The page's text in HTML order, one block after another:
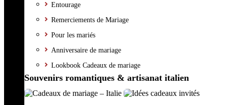
Entourage
Remerciements de Mariage
Pour les mariés
Anniversaire de mariage
Lookbook Cadeaux de mariage
Souvenirs romantiques & artisanat italien